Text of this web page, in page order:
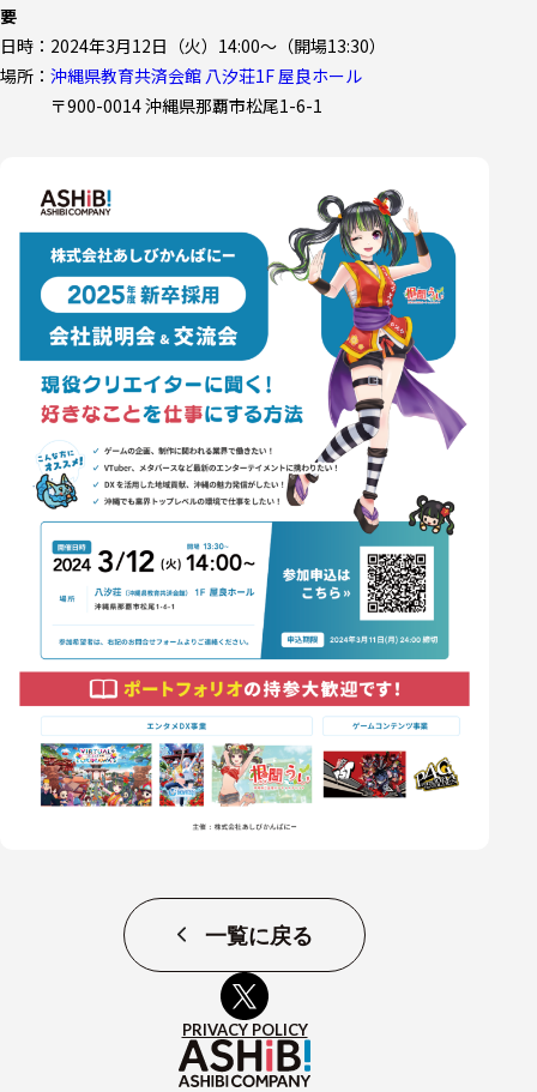
要
日時：2024年3月12日（火）14:00～（開場13:30）
場所： 沖縄県教育共済会館 八汐荘1F 屋良ホール
〒900-0014 沖縄県那覇市松尾1-6-1
一覧に戻る
PRIVACY POLICY